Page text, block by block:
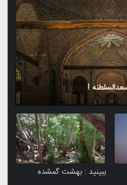
!
ببینید : بهشت گمشده